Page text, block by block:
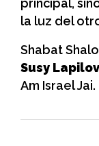
principal,
la luz del
Shabat
Susy
Am Israel Jai.